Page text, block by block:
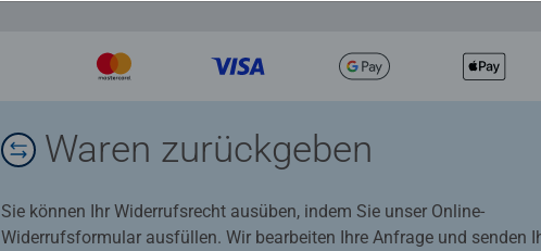
Waren zurückgeben
Sie können Ihr Widerrufsrecht ausüben, indem Sie unser Online-
Widerrufsformular ausfüllen. Wir bearbeiten Ihre Anfrage und senden